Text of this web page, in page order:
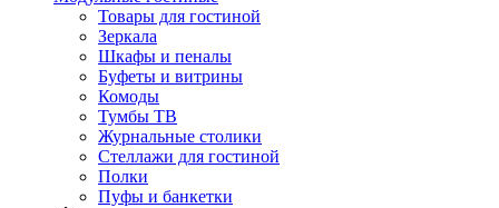
Товары для гостиной
Зеркала
Шкафы и пеналы
Буфеты и витрины
Комоды
Тумбы ТВ
Журнальные столики
Стеллажи для гостиной
Полки
Пуфы и банкетки